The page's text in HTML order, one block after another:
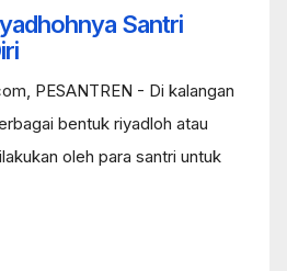
Santri
PESANTREN - Di kalangan
bentuk riyadloh atau
oleh para santri untuk